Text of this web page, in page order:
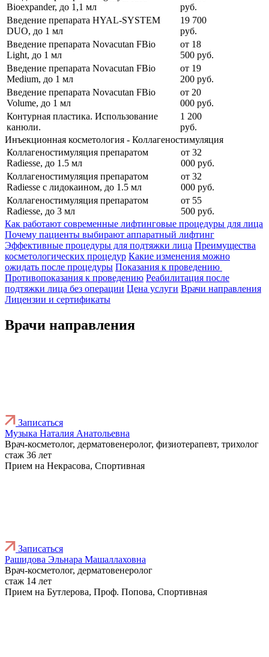
Bioexpander, до 1,1 мл
руб.
Введение препарата HYAL-SYSTEM
DUO, до 1 мл
19 700
руб.
Введение препарата Novacutan FBio
Light, до 1 мл
от 18
500 руб.
Введение препарата Novacutan FBio
Medium, до 1 мл
от 19
200 руб.
Введение препарата Novacutan FBio
Volume, до 1 мл
от 20
000 руб.
Контурная пластика. Использование
канюли.
1 200
руб.
Инъекционная косметология - Коллагеностимуляция
Коллагеностимуляция препаратом
Radiesse, до 1.5 мл
от 32
000 руб.
Коллагеностимуляция препаратом
Radiesse с лидокаином, до 1.5 мл
от 32
000 руб.
Коллагеностимуляция препаратом
Radiesse, до 3 мл
от 55
500 руб.
Как работают современные лифтинговые процедуры для лица
Почему пациенты выбирают аппаратный лифтинг
Эффективные процедуры для подтяжки лица Преимущества
косметологических процедур Какие изменения можно
ожидать после процедуры Показания к проведению
Противопоказания к проведению Реабилитация после
подтяжки лица без операции Цена услуги Врачи направления
Лицензии и сертификаты
Врачи направления
Записаться
Музыка Наталия Анатольевна
Врач-косметолог, дерматовенеролог, физиотерапевт, трихолог
стаж 36 лет
Прием на Некрасова, Спортивная
Записаться
Рашидова Эльнара Машаллаховна
Врач-косметолог, дерматовенеролог
стаж 14 лет
Прием на Бутлерова, Проф. Попова, Спортивная